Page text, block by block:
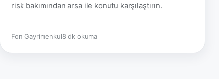
risk bakımından arsa ile konutu karşılaştırın.
Fon Gayrimenkul8 dk okuma